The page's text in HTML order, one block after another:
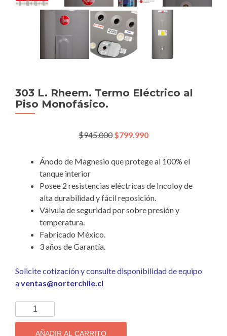
303 L. Rheem. Termo Eléctrico al
Piso Monofásico.
$945.000
El precio original era: $945.000.
$799.990
Ánodo de Magnesio que protege al 100% el
tanque interior
Posee 2 resistencias eléctricas de Incoloy de
alta durabilidad y fácil reposición.
Válvula de seguridad por sobre presión y
temperatura.
Fabricado México.
3 años de Garantía.
Solicite cotización y consulte disponibilidad de equipo
aventas@norterchile.cl
L.
Rheem.AÑADIR AL CARRITO